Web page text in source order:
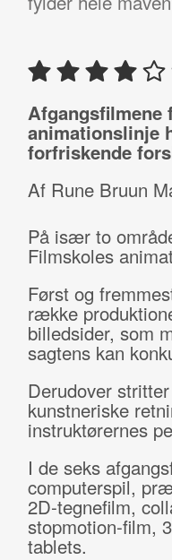
Afgangsfilmene
animationslinje
forfriskende
Af Rune Bruun
På især to
Filmskoles
Først og
række
billedsider, som
sagtens kan
Derudover
kunstneriske
instruktørernes
I de seks
computerspil,
2D-tegnefilm,
stopmotion-film,
tablets.